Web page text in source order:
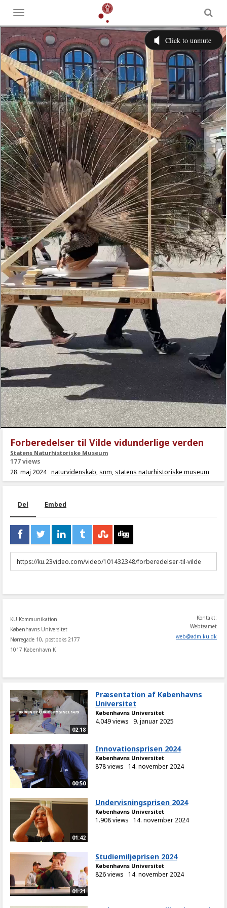
Toggle
menu
Forberedelser til Vilde vidunderlige verden
Statens Naturhistoriske Museum
177 views
28. maj 2024 naturvidenskab, snm, statens naturhistoriske museum
Del Embed
URL
to
KU Kommunikation
Københavns Universitet
Nørregade 10, postboks 2177
1017 København K
Kontakt:
Webteamet
web@adm.ku.dk
02:18
Præsentation af Københavns
Universitet
Københavns Universitet
4.049 views 9. januar 2025
00:50
Innovationsprisen 2024
Københavns Universitet
878 views 14. november 2024
01:42
Undervisningsprisen 2024
Københavns Universitet
1.908 views 14. november 2024
01:21
Studiemiljøprisen 2024
Københavns Universitet
826 views 14. november 2024